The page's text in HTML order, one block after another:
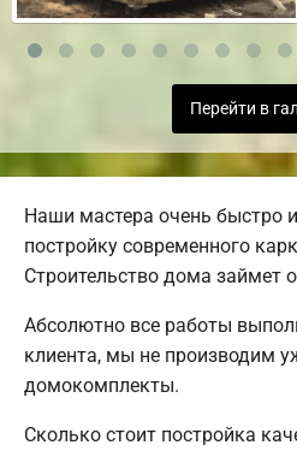
Перейти в
Наши мастера очень быстро
постройку современного
Строительство дома займет
Абсолютно все работы
клиента, мы не производим
домокомплекты.
Сколько стоит постройка